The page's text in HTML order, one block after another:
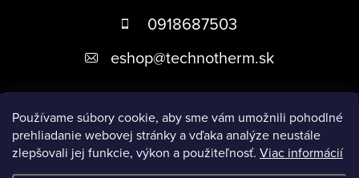
Používame súbory cookie, aby sme vám umožnili pohodlné
prehliadanie webovej stránky a vďaka analýze neustále
zlepšovali jej funkcie, výkon a použiteľnosť. Viac informácií
i
0918687503
eshop@technotherm.sk
Informácie
Prijímame online platby